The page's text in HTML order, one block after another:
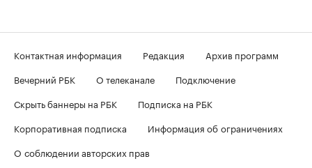
Контактная информация Редакция
Архив программ
Вечерний РБК
О телеканале
Подключение
Скрыть баннеры на РБК
Подписка на РБК
Корпоративная подписка
Информация об ограничениях
О соблюдении авторских прав